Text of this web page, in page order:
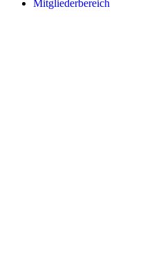
Mitgliederbereich